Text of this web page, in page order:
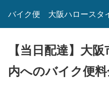
バイク便 大阪ハロースタ
【当日配達】大
内へのバイク便